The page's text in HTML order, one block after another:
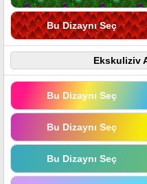
Bu Dizaynı Seç
Ekskuliziv
Bu Dizaynı Seç
Bu Dizaynı Seç
Bu Dizaynı Seç